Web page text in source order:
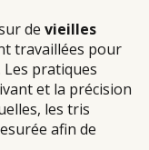
de vieilles
travaillées pour
Les pratiques
et la précision
les tris
afin de